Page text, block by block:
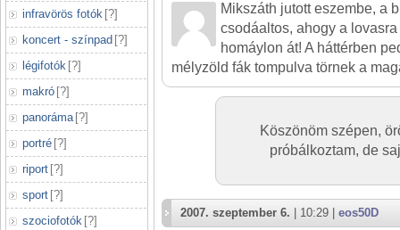
infravörös fotók [?]
koncert - színpad [?]
légifotók [?]
makró [?]
panoráma [?]
portré [?]
riport [?]
sport [?]
szociofotók [?]
Mikszáth jutott eszembe, a
csodáaltos, ahogy a
homáylon át! A háttérben
mélyzöld fák tompulva törnek a
Köszönöm szépen,
próbálkoztam, de
2007. szeptember 6. | 10:29 | eos50D